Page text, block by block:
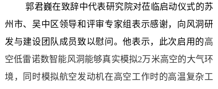
郭君巍在致辞中代表研究院对莅临启动仪式的苏
州市、吴中区领导和评审专家组表示感谢，向风洞研
发与建设团队成员致以慰问。他表示 ，此次启用的高
空低雷诺数智能风洞能够真实模拟2万米高空的大气环
境，同时模拟航空发动机在高空工作时的高温复杂工